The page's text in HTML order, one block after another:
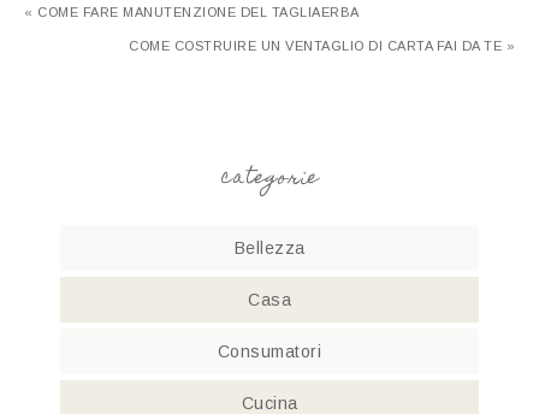
« COME FARE MANUTENZIONE DEL TAGLIAERBA
COME COSTRUIRE UN VENTAGLIO DI CARTA FAI DA TE »
categorie
Bellezza
Casa
Consumatori
Cucina